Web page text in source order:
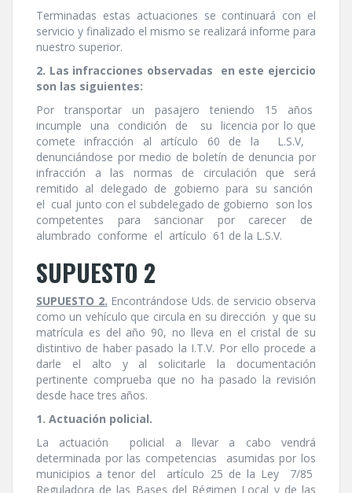
Terminadas estas actuaciones se continuará con el
servicio y finalizado el mismo se realizará informe para
nuestro superior.
2. Las infracciones observadas en este ejercicio
son las siguientes:
Por transportar un pasajero teniendo 15 años
incumple una condición de su licencia por lo que
comete infracción al artí­culo 60 de la L.S.V,
denunciándose por medio de boletí­n de denuncia por
infracción a las normas de circulación que será
remitido al delegado de gobierno para su sanción
el cual junto con el subdelegado de gobierno son los
competentes para sancionar por carecer de
alumbrado conforme el artí­culo 61 de la L.S.V.
SUPUESTO 2
SUPUESTO 2. Encontrándose Uds. de servicio observa
como un vehí­culo que circula en su dirección y que su
matrí­cula es del año 90, no lleva en el cristal de su
distintivo de haber pasado la I.T.V. Por ello procede a
darle el alto y al solicitarle la documentación
pertinente comprueba que no ha pasado la revisión
desde hace tres años.
1. Actuación policial.
La actuación policial a llevar a cabo vendrá
determinada por las competencias asumidas por los
municipios a tenor del artí­culo 25 de la Ley 7/85
Reguladora de las Bases del Régimen Local y de las